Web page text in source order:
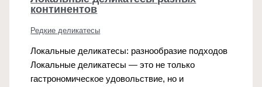
континентов
Редкие деликатесы
Локальные деликатесы: разнообразие подходов
Локальные деликатесы — это не только
гастрономическое удовольствие, но и